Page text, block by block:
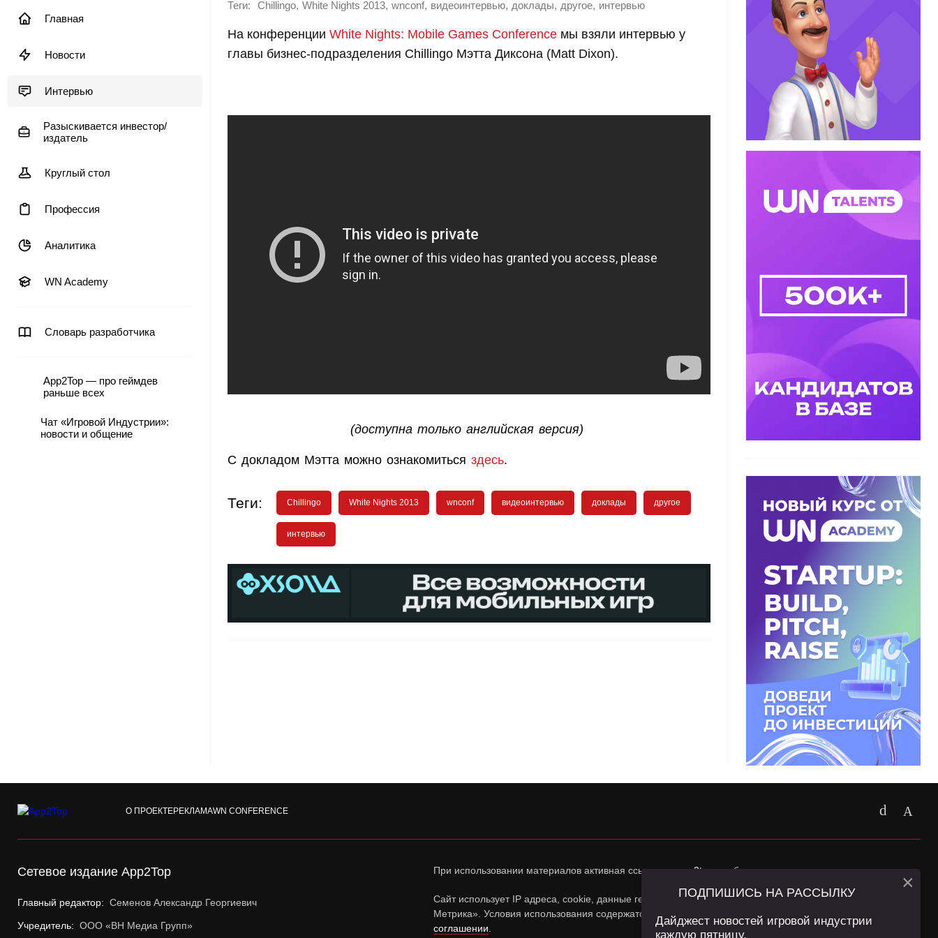
Главная
Новости
Интервью
Разыскивается инвестор/
издатель
Круглый стол
Профессия
Аналитика
WN Academy
Словарь разработчика
App2Top — про геймдев
раньше всех
Чат «Игровой Индустрии»:
новости и общение
Теги: Chillingo, White Nights 2013, wnconf, видеоинтервью, доклады, другое, интервью
На конференции White Nights: Mobile Games Conference мы взяли интервью у
главы бизнес-подразделения Chillingo Мэтта Диксона (Matt Dixon).
(доступна только английская версия)
С докладом Мэтта можно ознакомиться здесь.
Теги: Chillingo White Nights 2013 wnconf видеоинтервью доклады другое
интервью
О ПРОЕКТЕРЕКЛАМАWN CONFERENCE
Сетевое издание App2Top
Главный редактор: Семенов Александр Георгиевич
Учредитель: ООО «ВН Медиа Групп»
При использовании материалов активная ссылка наapp2top.ruобязательна.
Сайт использует IP адреса, cookie, данные геолокации Пользователей сайта и сервис «Яндекс
Метрика». Условия использования содержатся в
Политике конфиденциальностии
соглашении
ПОДПИШИСЬ НА РАССЫЛКУ
Дайджест новостей игровой индустрии
каждую пятницу.
×